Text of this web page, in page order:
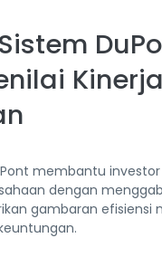
Kinerja
membantu
dengan
gambaran efisiensi